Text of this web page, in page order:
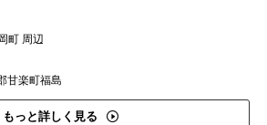
町 周辺
甘楽町福島
もっと詳しく見る